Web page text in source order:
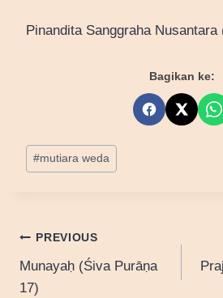
Pinandita Sanggraha
Bagikan ke:
Post
Tags:
#mutiara weda
Post
navigation
PREVIOUS
Munayaḥ (Śiva Purāṇa
17)